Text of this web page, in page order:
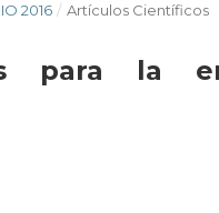
2016 / Artículos Científicos
para la